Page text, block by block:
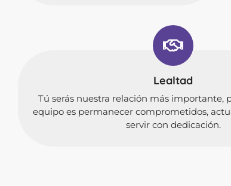
Lealtad
Tú serás nuestra relación más importante,
equipo es permanecer comprometidos,
servir con dedicación.